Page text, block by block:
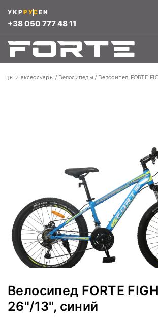
+38 050 777 48 11
УКРРУСEN
и аксессуары Велосипеды Велосипед FORTE
Велосипед FORTE
26"/13", синий